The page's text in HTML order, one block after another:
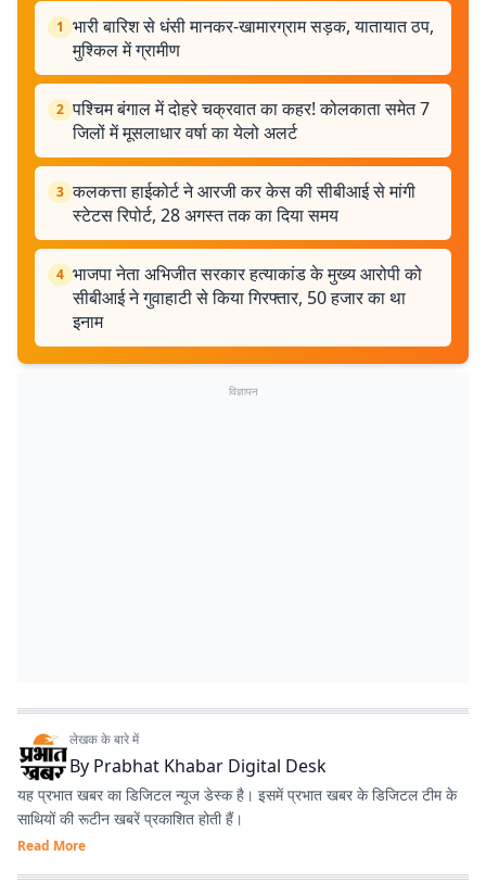
1 भारी बारिश से धंसी मानकर-खामारग्राम सड़क, यातायात ठप,
मुश्किल में ग्रामीण
2 पश्चिम बंगाल में दोहरे चक्रवात का कहर! कोलकाता समेत 7
जिलों में मूसलाधार वर्षा का येलो अलर्ट
3 कलकत्ता हाईकोर्ट ने आरजी कर केस की सीबीआई से मांगी
स्टेटस रिपोर्ट, 28 अगस्त तक का दिया समय
4 भाजपा नेता अभिजीत सरकार हत्याकांड के मुख्य आरोपी को
सीबीआई ने गुवाहाटी से किया गिरफ्तार, 50 हजार का था
इनाम
विज्ञापन
लेखक के बारे में
By Prabhat Khabar Digital Desk
यह प्रभात खबर का डिजिटल न्यूज डेस्क है। इसमें प्रभात खबर के डिजिटल टीम के
साथियों की रूटीन खबरें प्रकाशित होती हैं।
Read More